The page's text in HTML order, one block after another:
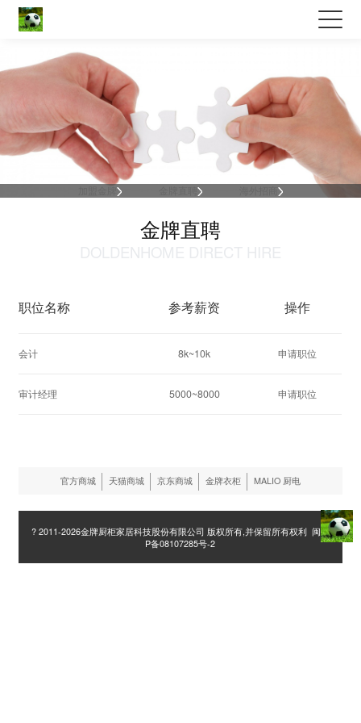
加盟金牌 海外招商
金牌直聘
职位名称 参考薪资 操作
会计 8k~10k 申请职位
审计经理 5000~8000 申请职位
官方商城 天猫商城 京东商城 金牌衣柜 MALIO 厨电
? 2011-2026金牌厨柜家居科技股份有限公司 版权所有,并保留所有权利 闽IC
P备08107285号-2